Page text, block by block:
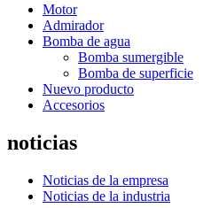
Motor
Admirador
Bomba de agua
Bomba sumergible
Bomba de superficie
Nuevo producto
Accesorios
noticias
Noticias de la empresa
Noticias de la industria